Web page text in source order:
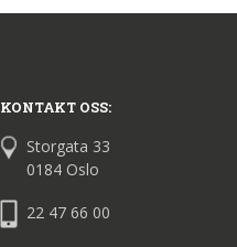
KONTAKT OSS:
Storgata 33
0184 Oslo
22 47 66 00